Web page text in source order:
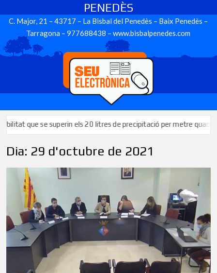
PENEDÈS
C. Major, 21 – 43717 – La Bisbal del Penedès – Baix Penedès –
Tarragona – 977688438 – www.bisbalpenedes.com
se superin els 20 litres de precipitació per metre quadrat en
Dia: 29 d'octubre de 2021